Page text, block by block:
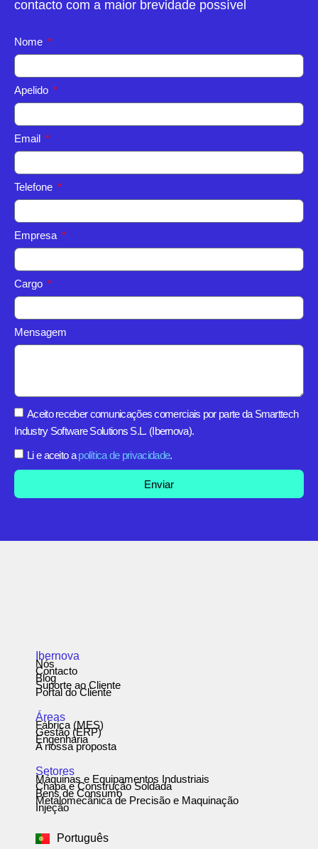
contacto com a maior brevidade possível
Nome
Apelido
Email
Telefone
Empresa
Cargo
Mensagem
Aceito receber comunicações comerciais por parte da Smarttech
Industry Software Solutions S.L. (Ibernova).
Li e aceito apolítica de privacidade.
Enviar
Ibernova
Nós
Contacto
Blog
Suporte ao Cliente
Portal do Cliente
Áreas
Fábrica (MES)
Gestão (ERP)
Engenharia
A nossa proposta
Setores
Máquinas e Equipamentos Industriais
Chapa e Construção Soldada
Bens de Consumo
Metalomecânica de Precisão e Maquinação
Injeção
Português
Español
Deutsch